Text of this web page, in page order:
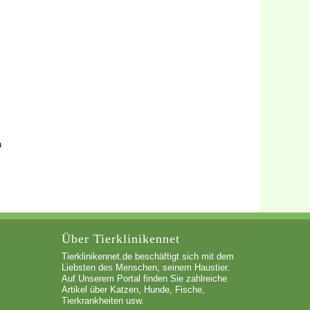
Über Tierklinikennet
Tierklinikennet.de beschäftigt sich mit dem
Liebsten des Menschen, seinem Haustier.
Auf Unserem Portal finden Sie zahlreiche
Artikel über Katzen, Hunde, Fische,
Tierkrankheiten usw.